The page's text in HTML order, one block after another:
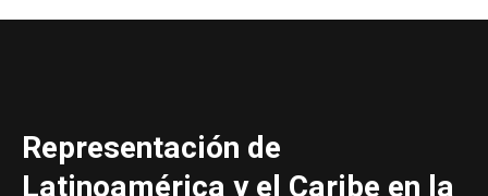
Representación de